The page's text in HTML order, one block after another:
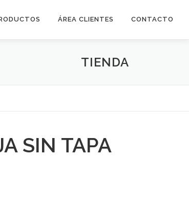
ÁREA CLIENTES CONTACTO
TIENDA
SIN TAPA